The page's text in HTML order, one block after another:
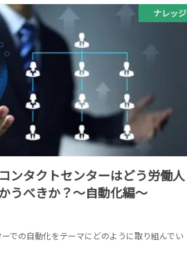
ナレッジ
ンタクトセンターはどう労働人
うべきか？～自動化編～
での自動化をテーマにどのように取り組んでい